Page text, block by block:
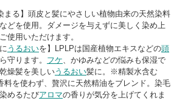
まる】頭皮と髪にやさしい植物由来の天然染料
どを使用。ダメージを与えずに美しく染め上
使用いただけます。
うるおいを】LPLPは国産植物エキスなどの頭
守ります。 フケ、かゆみなどの悩みも保湿で
燥髪を美しいうるおい髪に。※精製水含む
料を使わず、贅沢に天然精油をブレンド。染毛
めるたびアロマの香りが気分を上げてくれま